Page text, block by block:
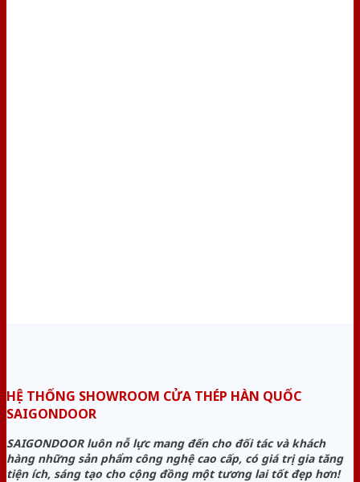
HỆ THỐNG SHOWROOM CỬA THÉP HÀN QUỐC
SAIGONDOOR
SAIGONDOOR luôn nỗ lực mang đến cho đối tác và khách
hàng những sản phẩm công nghệ cao cấp, có giá trị gia tăng
tiện ích, sáng tạo cho cộng đồng một tương lai tốt đẹp hơn!